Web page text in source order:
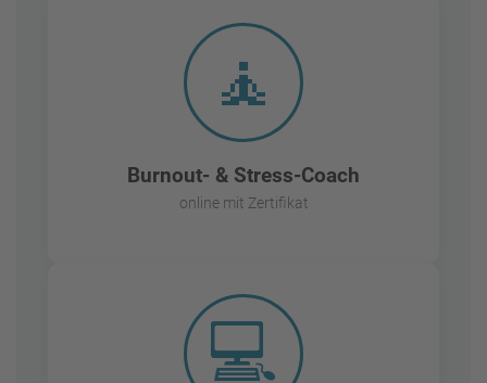
🧘
Burnout- & Stress-Coach
online mit Zertifikat
💻